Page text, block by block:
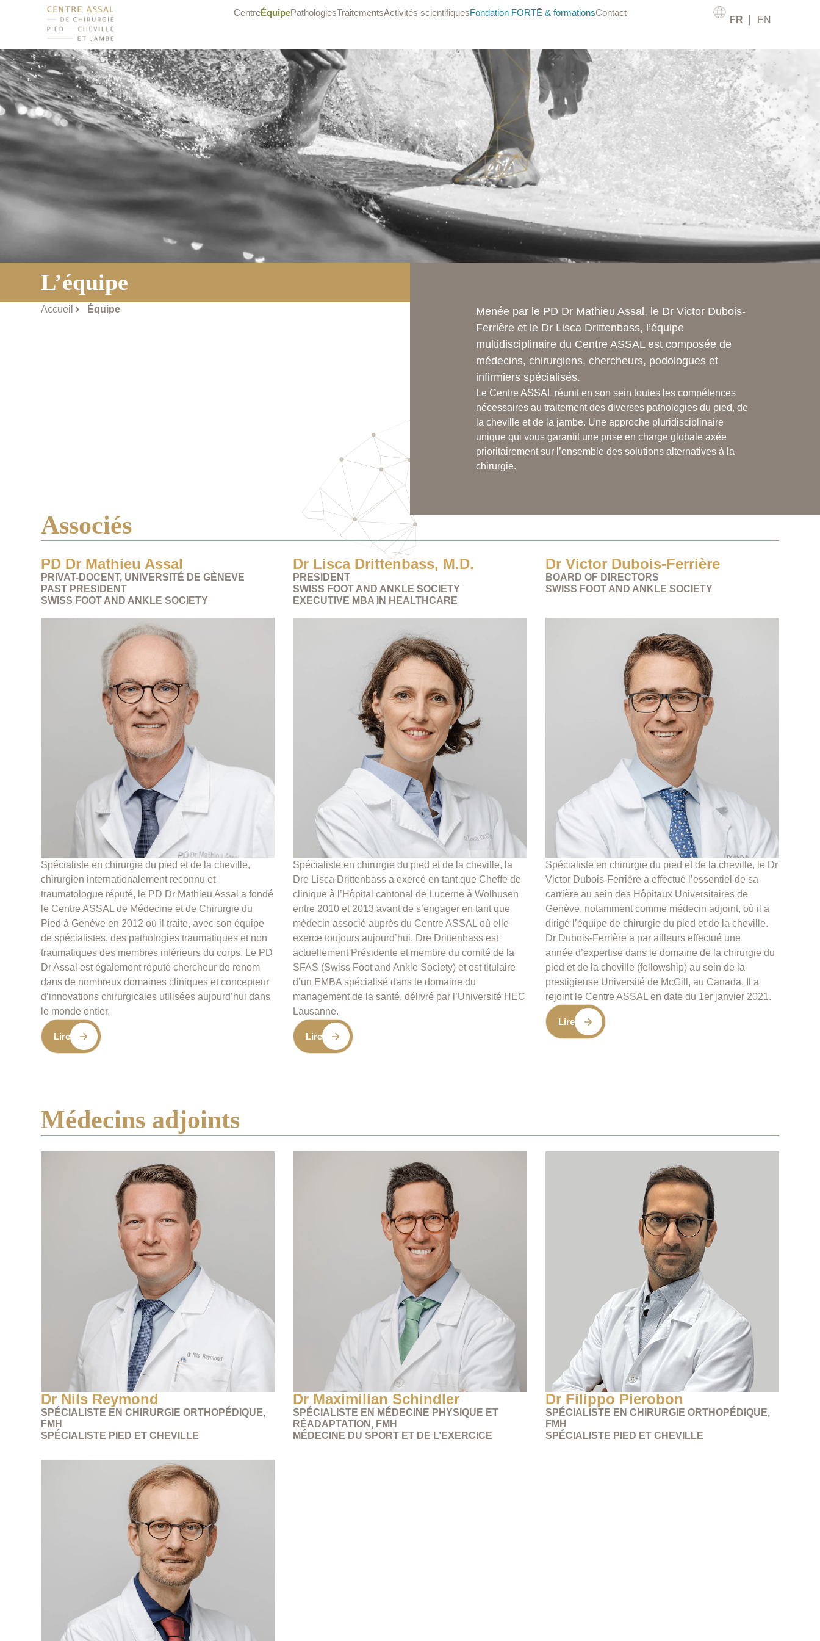
CentreÉquipePathologiesTraitementsActivités scientifiquesFondation FORTĒ & formationsContact
FR EN
L’équipe
Accueil Équipe
Menée par le PD Dr Mathieu Assal, le Dr Victor Dubois-
Ferrière et le Dr Lisca Drittenbass, l’équipe
multidisciplinaire du Centre ASSAL est composée de
médecins, chirurgiens, chercheurs, podologues et
infirmiers spécialisés.
Le Centre ASSAL réunit en son sein toutes les compétences
nécessaires au traitement des diverses pathologies du pied, de
la cheville et de la jambe. Une approche pluridisciplinaire
unique qui vous garantit une prise en charge globale axée
prioritairement sur l’ensemble des solutions alternatives à la
chirurgie.
Associés
PD Dr Mathieu Assal
PRIVAT-DOCENT, UNIVERSITÉ DE GÈNEVE
PAST PRESIDENT
SWISS FOOT AND ANKLE SOCIETY
Spécialiste en chirurgie du pied et de la cheville,
chirurgien internationalement reconnu et
traumatologue réputé, le PD Dr Mathieu Assal a fondé
le Centre ASSAL de Médecine et de Chirurgie du
Pied à Genève en 2012 où il traite, avec son équipe
de spécialistes, des pathologies traumatiques et non
traumatiques des membres inférieurs du corps. Le PD
Dr Assal est également réputé chercheur de renom
dans de nombreux domaines cliniques et concepteur
d’innovations chirurgicales utilisées aujourd’hui dans
le monde entier.
Lire
Dr Lisca Drittenbass, M.D.
PRESIDENT
SWISS FOOT AND ANKLE SOCIETY
EXECUTIVE MBA IN HEALTHCARE
Spécialiste en chirurgie du pied et de la cheville, la
Dre Lisca Drittenbass a exercé en tant que Cheffe de
clinique à l’Hôpital cantonal de Lucerne à Wolhusen
entre 2010 et 2013 avant de s’engager en tant que
médecin associé auprès du Centre ASSAL où elle
exerce toujours aujourd’hui. Dre Drittenbass est
actuellement Présidente et membre du comité de la
SFAS (Swiss Foot and Ankle Society) et est titulaire
d’un EMBA spécialisé dans le domaine du
management de la santé, délivré par l’Université HEC
Lausanne.
Lire
Dr Victor Dubois-Ferrière
BOARD OF DIRECTORS
SWISS FOOT AND ANKLE SOCIETY
Spécialiste en chirurgie du pied et de la cheville, le Dr
Victor Dubois-Ferrière a effectué l’essentiel de sa
carrière au sein des Hôpitaux Universitaires de
Genève, notamment comme médecin adjoint, où il a
dirigé l’équipe de chirurgie du pied et de la cheville.
Dr Dubois-Ferrière a par ailleurs effectué une
année d’expertise dans le domaine de la chirurgie du
pied et de la cheville (fellowship) au sein de la
prestigieuse Université de McGill, au Canada. Il a
rejoint le Centre ASSAL en date du 1er janvier 2021.
Lire
Médecins adjoints
Dr Nils Reymond
SPÉCIALISTE EN CHIRURGIE ORTHOPÉDIQUE,
FMH
SPÉCIALISTE PIED ET CHEVILLE
Dr Maximilian Schindler
SPÉCIALISTE EN MÉDECINE PHYSIQUE ET
RÉADAPTATION, FMH
MÉDECINE DU SPORT ET DE L’EXERCICE
Dr Filippo Pierobon
SPÉCIALISTE EN CHIRURGIE ORTHOPÉDIQUE,
FMH
SPÉCIALISTE PIED ET CHEVILLE